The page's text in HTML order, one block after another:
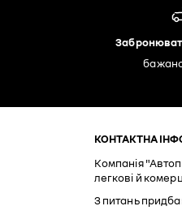
КОНТАКТНА
Компанія
легкові й
З питань